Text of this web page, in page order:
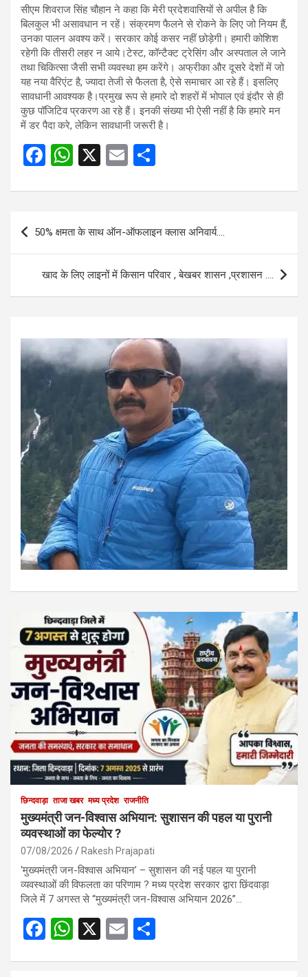
सीएम शिवराज सिंह चौहान ने कहा कि मेरी प्रदेशवासियों से अपील है कि
बिलकुल भी असावधान न रहें। संक्रमण फैलने से रोकने के लिए जो नियम हैं,
उनका पालन अवश्य करें। सरकार कोई कसर नहीं छोड़ेगी। हमारी कोशिश
रहेगी कि तीसरी लहर न आये।टेस्ट, कॉन्टैक्ट ट्रेसिंग और अस्पताल ले जाने
तथा चिकित्सा जैसी सभी व्यवस्था हम करेंगे। अफ्रीका और दूसरे देशों में जो
यह नया वैरिएंट है, ज्यादा तेजी से फैलता है, ऐसे समाचार आ रहे हैं। इसलिए
सावधानी आवश्यक है।प्रमुख रूप से हमारे दो शहरों में भोपाल एवं इंदौर से ही
कुछ पॉजिटिव प्रकरण आ रहे हैं। इनकी संख्या भी ऐसी नहीं है कि हमारे मन
में डर पैदा करे, लेकिन सावधानी जरूरी है।
F
ce
b
o
o
k
W
at
s
A
p
p
X
E
ail ar
Post
navigation
50% क्षमता के साथ ऑन-ऑफलाइन क्लास अनिवार्य….
खाद के लिए लाइनों में किसान परिवार , बेखबर शासन ,प्रशासन ….
छिन्दवाड़ा ताजा खबर मध्य प्रदेश राजनीति
मुख्यमंत्री जन-विश्वास अभियान: सुशासन की पहल या पुरानी
व्यवस्थाओं का फेल्योर ?
07/08/2026 Rakesh Prajapati
‘मुख्यमंत्री जन-विश्वास अभियान’ – सुशासन की नई पहल या पुरानी
व्यवस्थाओं की विफलता का परिणाम ? मध्य प्रदेश सरकार द्वारा छिंदवाड़ा
जिले में 7 अगस्त से “मुख्यमंत्री जन-विश्वास अभियान 2026”…
F
W X
E